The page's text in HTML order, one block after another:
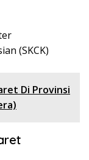
(SKCK)
Di Provinsi